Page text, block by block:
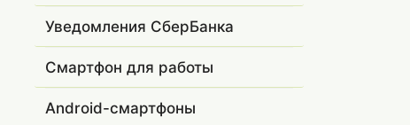
Уведомления СберБанка
Смартфон для работы
Android-смартфоны